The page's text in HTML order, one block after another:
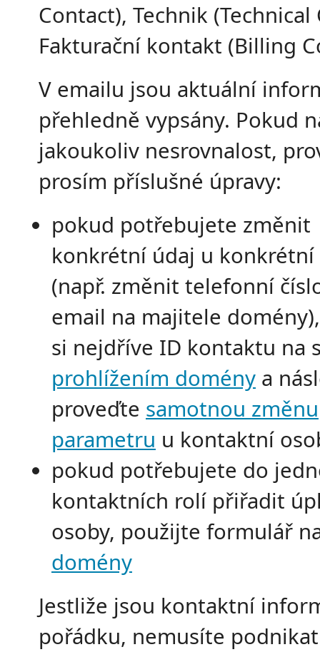
Contact), Technik (Technical
Fakturační kontakt (Billing
V emailu jsou aktuální
přehledně vypsány. Pokud
jakoukoliv nesrovnalost,
prosím příslušné úpravy:
pokud potřebujete změnit
konkrétní údaj u konkrétní
(např. změnit telefonní
email na majitele
si nejdříve ID kontaktu na
prohlížením domény a
proveďte samotnou změnu
parametru u kontaktní
pokud potřebujete do
kontaktních rolí přiřadit
osoby, použijte formulář
domény
Jestliže jsou kontaktní
pořádku, nemusíte